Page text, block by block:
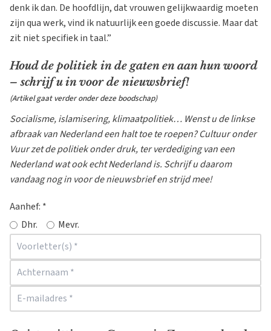
denk ik dan. De hoofdlijn, dat vrouwen gelijkwaardig moeten
zijn qua werk, vind ik natuurlijk een goede discussie. Maar dat
zit niet specifiek in taal.”
Houd de politiek in de gaten en aan hun woord
– schrijf u in voor de nieuwsbrief!
(Artikel gaat verder onder deze boodschap)
Socialisme, islamisering, klimaatpolitiek… Wenst u de linkse
afbraak van Nederland een halt toe te roepen? Cultuur onder
Vuur zet de politiek onder druk, ter verdediging van een
Nederland wat ook echt Nederland is. Schrijf u daarom
vandaag nog in voor de nieuwsbrief en strijd mee!
Aanhef: *
Dhr.
Mevr.